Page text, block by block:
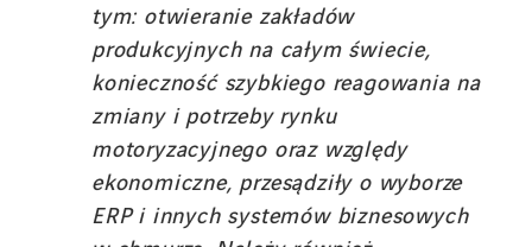
tym: otwieranie zakładów
produkcyjnych na całym świecie,
konieczność szybkiego reagowania na
zmiany i potrzeby rynku
motoryzacyjnego oraz względy
ekonomiczne, przesądziły o wyborze
ERP i innych systemów biznesowych